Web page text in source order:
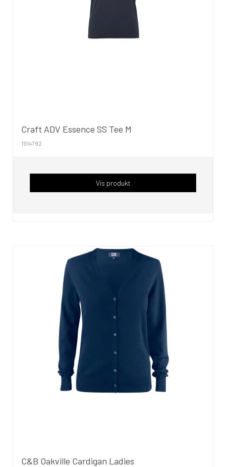
Craft ADV Essence SS Tee M
1914792
Vis produkt
C&B Oakville Cardigan Ladies